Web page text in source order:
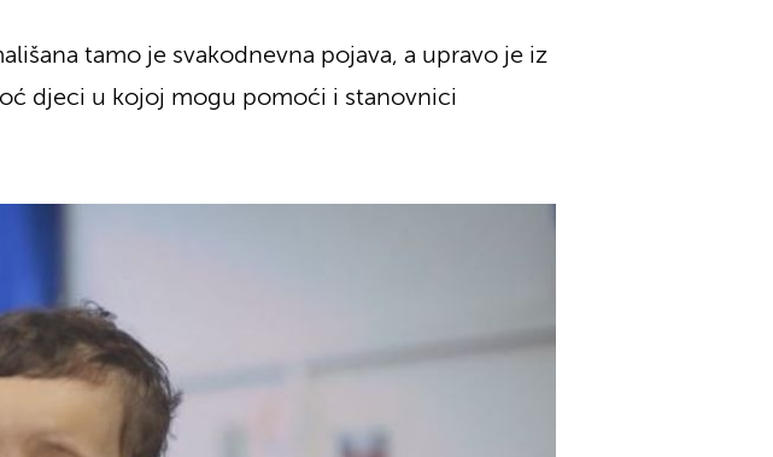
tamo je svakodnevna pojava, a upravo je iz
djeci u kojoj mogu pomoći i stanovnici